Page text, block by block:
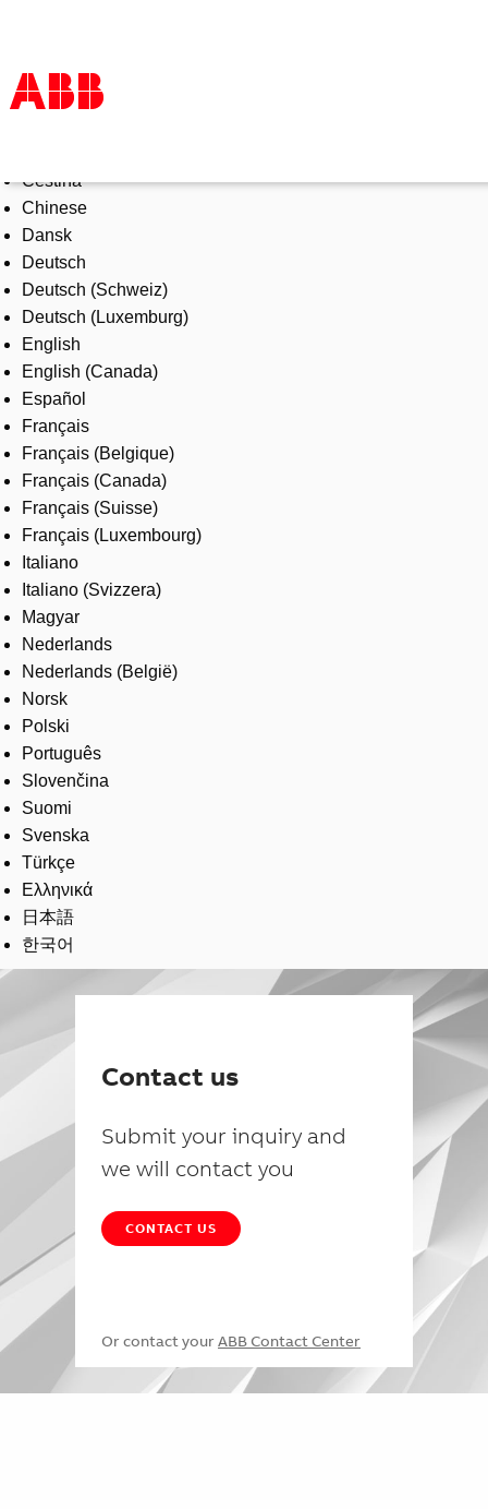
Products & Solutions
Industries
Services
About us
Where to buy
Contact us
Careers
Čeština
Chinese
Dansk
Deutsch
Deutsch (Schweiz)
Deutsch (Luxemburg)
English
English (Canada)
Español
Français
Français (Belgique)
Français (Canada)
Français (Suisse)
Français (Luxembourg)
Italiano
Italiano (Svizzera)
Magyar
Nederlands
Nederlands (België)
Norsk
Polski
Português
Slovenčina
Suomi
Svenska
Türkçe
Ελληνικά
日本語
한국어
Contact us
Submit your inquiry and
we will contact you
CONTACT US
Or contact your ABB Contact Center